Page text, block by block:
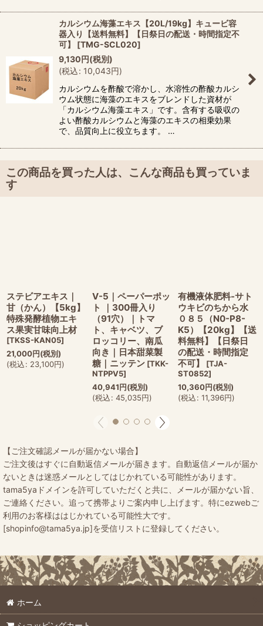
カルシウム海藻エキス【20L/19kg】キュービ容
器入り【送料無料】【日祭日の配送・時間指定不
可】
[TMG-SCL020]
9,130円(税別)
(税込: 10,043円)
カルシウムを酢酸で溶かし、水溶性の酢酸カルシ
ウム状態に海藻のエキスをブレンドした資材が
「カルシウム海藻エキス」です。含有する吸収の
よい酢酸カルシウムと海藻のエキスの相乗効果
で、品質向上に役立ちます。 …
この商品を買った人は、こんな商品も買っていま
す
ステビアエキス｜
甘（かん）【5kg】
特殊発酵植物エキ
ス果実甘味向上材
[TKSS-KAN05]
21,000円(税別)
(税込: 23,100円)
V-5｜ペーパーポッ
ト ｜300冊入り
（91穴）｜トマ
ト、キャベツ、ブ
ロッコリー、南瓜
向き｜日本甜菜製
糖｜ニッテン [TKK-
NTPPV5]
40,941円(税別)
(税込: 45,035円)
有機液体肥料-サト
ウキビのちから水
０８５（N0-P8-
K5）【20kg】【送
料無料】【日祭日
の配送・時間指定
不可】
[TJA-
ST0852]
10,360円(税別)
(税込: 11,396円)
【ご注文確認メールが届かない場合】
ご注文後はすぐに自動返信メールが届きます。自動返信メールが届か
ないときは迷惑メールとしてはじかれている可能性があります。
tama5yaドメインを許可していただくと共に、メールが届かない旨、
ご連絡ください。追って携帯よりご案内申し上げます。特にezwebご
利用のお客様ははじかれている可能性大です。
[shopinfo@tama5ya.jp]を受信リストに登録してください。
ホーム